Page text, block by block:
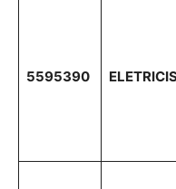
5595390